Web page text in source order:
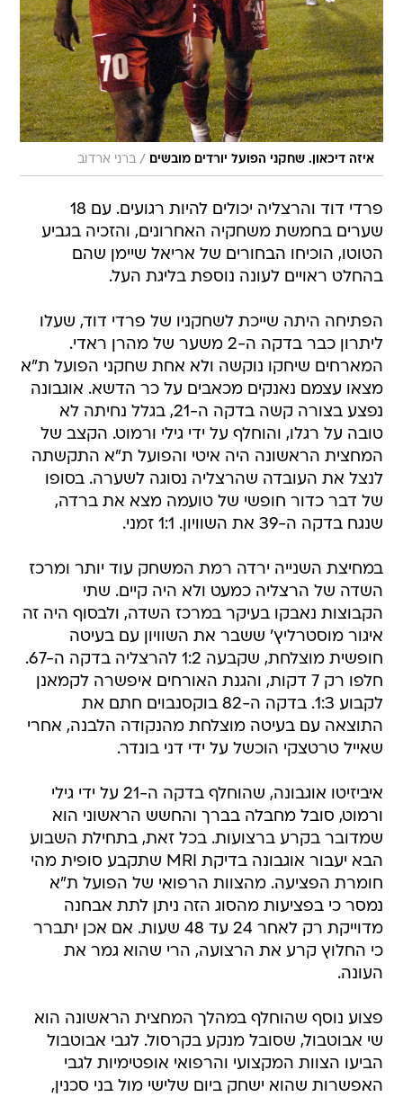
איזה דיכאון. שחקני הפועל יורדים מובשים / ברני ארדוב
פרדי דוד והרצליה יכולים להיות רגועים. עם 18
הטוטו, הוכיחו הבחורים של אריאל שיימן שהם
בהחלט ראויים לעונה נוספת בליגת העל.
הפתיחה היתה שייכת לשחקניו של פרדי דוד, שעלו
המארחים שיחקו נוקשה ולא אחת שחקני הפועל ת"א
מצאו עצמם נאנקים מכאבים על כר הדשא. אוגבונה
נפצע בצורה קשה בדקה ה-21, בגלל נחיתה לא
טובה על רגלו, והוחלף על ידי גילי ורמוט. הקצב של
המחצית הראשונה היה איטי והפועל ת"א התקשתה
לנצל את העובדה שהרצליה נסוגה לשערה. בסופו
של דבר כדור חופשי של טועמה מצא את ברדה,
שנגח בדקה ה-39 את השוויון. 1:1 זמני.
במחיצת השנייה ירדה רמת המשחק עוד יותר ומרכז
הקבוצות נאבקו בעיקר במרכז השדה, ולבסוף היה זה
איגור מוסטרליץ' ששבר את השוויון עם בעיטה
חופשית מוצלחת, שקבעה 1:2 להרצליה בדקה ה-67.
חלפו רק 7 דקות, והגנת האורחים איפשרה לקמאנן
לקבוע 1:3. בדקה ה-82 בוקסנבוים חתם את
התוצאה עם בעיטה מוצלחת מהנקודה הלבנה, אחרי
שאייל טרטצקי הוכשל על ידי דני בונדר.
איביזיטו אוגבונה, שהוחלף בדקה ה-21 על ידי גילי
שמדובר בקרע ברצועות. בכל זאת, בתחילת השבוע
הבא יעבור אוגבונה בדיקת MRI שתקבע סופית מהי
חומרת הפציעה. מהצוות הרפואי של הפועל ת"א
נמסר כי בפציעות מהסוג הזה ניתן לתת אבחנה
מדוייקת רק לאחר 24 עד 48 שעות. אם אכן יתברר
כי החלוץ קרע את הרצועה, הרי שהוא גמר את
העונה.
פצוע נוסף שהוחלף במהלך המחצית הראשונה הוא
הביעו הצוות המקצועי והרפואי אופטימיות לגבי
האפשרות שהוא ישחק ביום שלישי מול בני סכנין,
ברבע גמר גביע המדינה.